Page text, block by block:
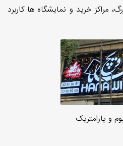
مراکز خرید و نمایشگاه ها کاربرد
و پارامتریک